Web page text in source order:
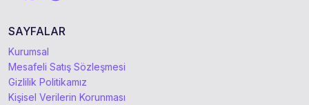
SAYFALAR
Kurumsal
Mesafeli Satış Sözleşmesi
Gizlilik Politikamız
Kişisel Verilerin Korunması